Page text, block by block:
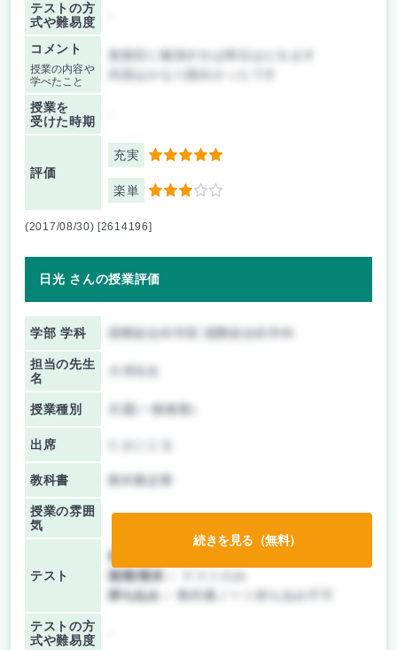
テストの方
式や難易度
コメント
授業の内容や
学べたこと
真面目に勉強すれば単位はとれます
授業を
受けた時期
評価
充実 5
楽単 3
(2017/08/30) [2614196]
日光 さんの授業評価
学部 学科 国際総合科学部 国際総合科学科
担当の先生
名
授業種別 共通(一般教養)
出席
教科書 教科書必要
授業の雰囲
気
テスト
前期/中間：
後期/期末：
持ち込み：
教科書ノート持ち込み不可
テストの方
式や難易度
続きを見る（無料）